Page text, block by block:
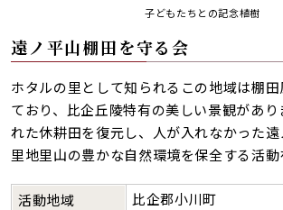
子どもたちとの記念植樹
遠ノ平山棚田を守る会
ホタルの里として知られるこの地域は棚
ており、比企丘陵特有の美しい景観があ
れた休耕田を復元し、人が入れなかった遠
里地里山の豊かな自然環境を保全する活動
活動地域 比企郡小川町